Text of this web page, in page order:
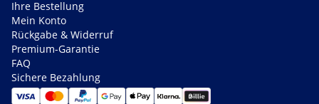
Ihre Bestellung
Mein Konto
Rückgabe & Widerruf
Premium-Garantie
FAQ
Sichere Bezahlung